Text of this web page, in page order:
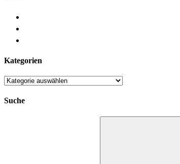
Kategorien
Kategorien
Suche